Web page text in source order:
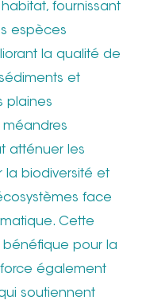
fournissant
espèces
la qualité de
et
plaines
méandres
atténuer les
la biodiversité et
face
Cette
pour la
également
soutiennent